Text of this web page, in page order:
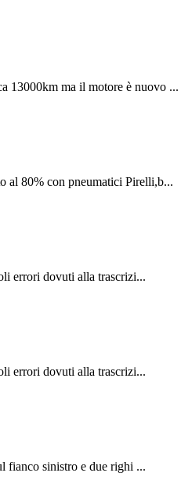
13000km ma il motore è nuovo ...
al 80% con pneumatici Pirelli,b...
errori dovuti alla trascrizi...
errori dovuti alla trascrizi...
fianco sinistro e due righi ...